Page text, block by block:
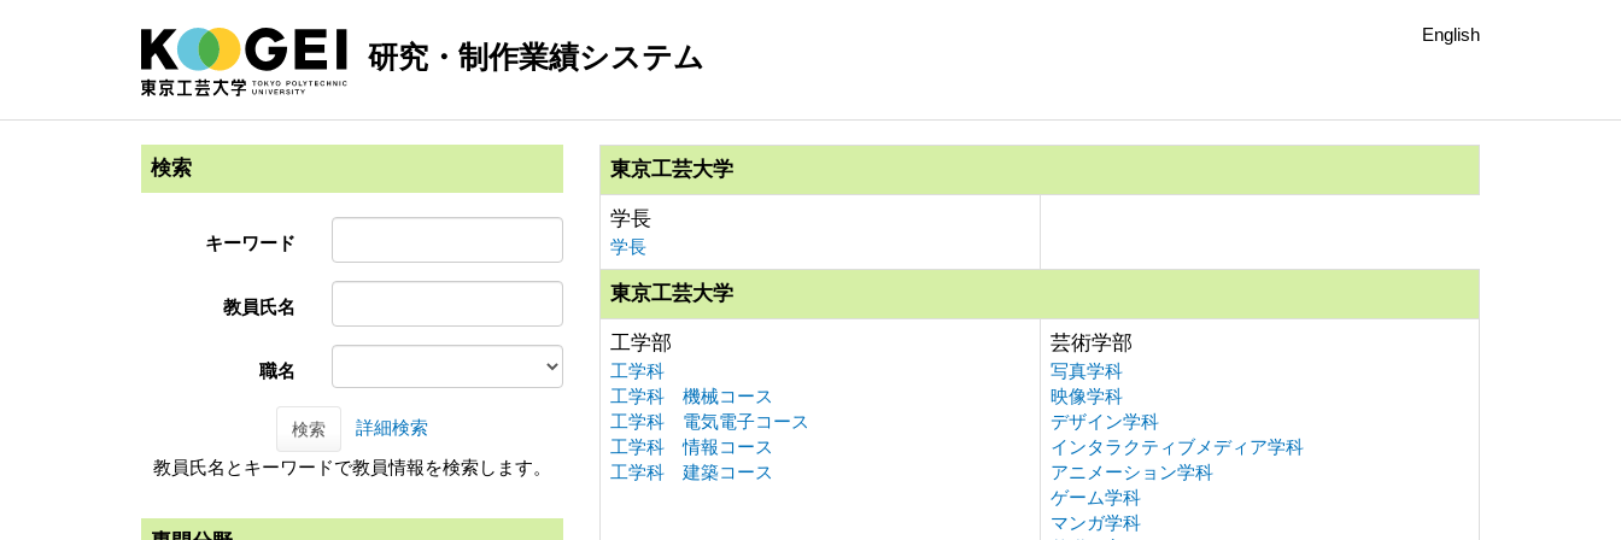
研究・制作業績システム
English
検索
キーワード
教員氏名
職名
検索
詳細検索
教員氏名とキーワードで教員情報を検索します。
東京工芸大学
学長
学長
東京工芸大学
工学部
工学科
工学科 機械コース
工学科 電気電子コース
工学科 情報コース
工学科 建築コース
芸術学部
写真学科
映像学科
デザイン学科
インタラクティブメディア学科
アニメーション学科
ゲーム学科
マンガ学科